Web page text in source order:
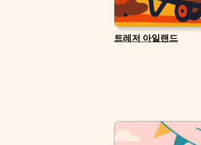
트레저 아일랜드